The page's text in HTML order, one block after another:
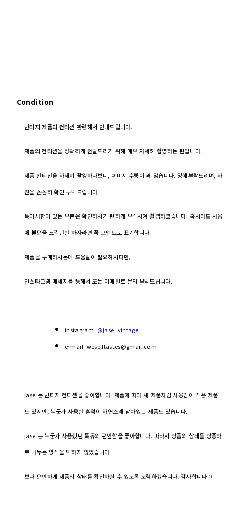
Condition
빈티지 제품의 컨티션 관련해서 안내드립니다.
제품의 컨티션을 정확하게 전달드리기 위해 매우 자세히 촬영하는 편입니다.
제품 컨티션을 자세히 촬영하다보니, 이미지 수량이 꽤 많습니다. 양해부탁드리며, 사
진을 꼼꼼히 확인 부탁드립니다.
특이사항이 있는 부분은 확인하시기 편하게 부각시켜 촬영하였습니다. 혹시라도 사용
에 불편을 느낄만한 하자라면 꼭 코멘트로 표기합니다.
제품을 구매하시는데 도움말이 필요하시다면,
인스타그램 메세지를 통해서 또는 이메일로 문의 부탁드립니다.
instagram @jase_vintage
e-mail weselltastes@gmail.com
jase 는 빈티지 컨디션을 좋아합니다. 제품에 따라 새 제품처럼 사용감이 적은 제품
도 있지만, 누군가 사용한 흔적이 자연스레 남아있는 제품도 있습니다.
jase 는 누군가 사용했던 특유의 편안함을 좋아합니다. 따라서 상품의 상태를 상중하
로 나누는 방식을 택하지 않았습니다.
보다 편안하게 제품의 상태를 확인하실 수 있도록 노력하겠습니다. 감사합니다 :)